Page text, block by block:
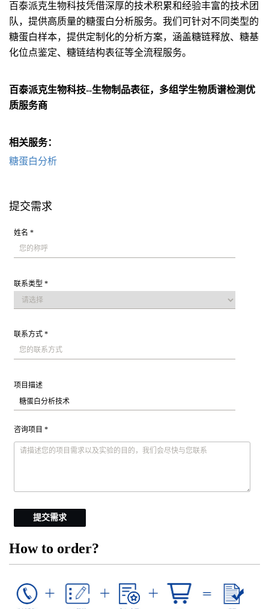
百泰派克生物科技凭借深厚的技术积累和经验丰富的技术团
队，提供高质量的糖蛋白分析服务。我们可针对不同类型的
糖蛋白样本，提供定制化的分析方案，涵盖糖链释放、糖基
化位点鉴定、糖链结构表征等全流程服务。
百泰派克生物科技--生物制品表征，多组学生物质谱检测优
质服务商
相关服务：
糖蛋白分析
提交需求
姓名 *
联系类型 *
联系方式 *
项目描述
咨询项目 *
提交需求
How to order?